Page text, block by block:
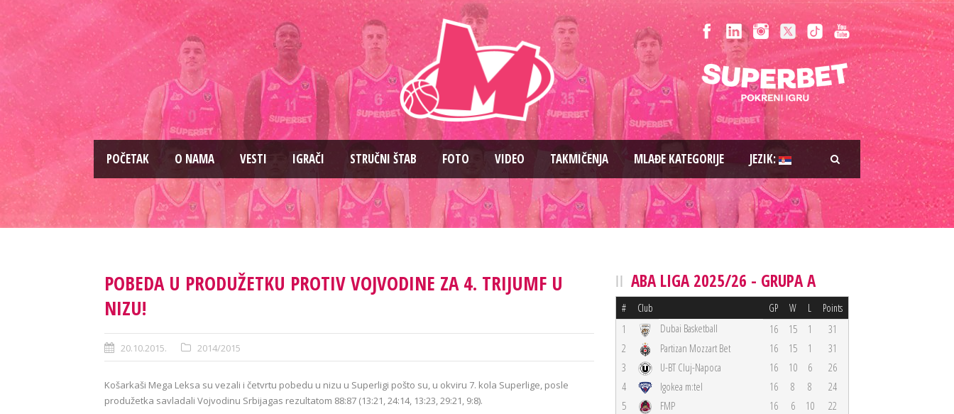
PОČETAK O NAMA VESTI IGRAČI STRUČNI ŠTAB FOTO VIDEO TAKMIČENJA MLAĐE KATEGORIJE JEZIK:
POBEDA U PRODUŽETKU PROTIV VOJVODINE ZA 4. TRIJUMF U
NIZU!
20.10.2015. 2014/2015
Košarkaši Mega Leksa su vezali i četvrtu pobedu u nizu u Superligi pošto su, u okviru 7. kola Superlige, posle
produžetka savladali Vojvodinu Srbijagas rezultatom 88:87 (13:21, 24:14, 13:23, 29:21, 9:8).
ABA LIGA 2025/26 - GRUPA A
# Club GP W L Points
1 Dubai Basketball 16 15 1
31
2
Partizan Mozzart Bet 16 15 1
31
3
U-BT Cluj-Napoca 16 10 6
26
4
Igokea m:tel 16 8 8
24
5
FMP 16 6 10
22